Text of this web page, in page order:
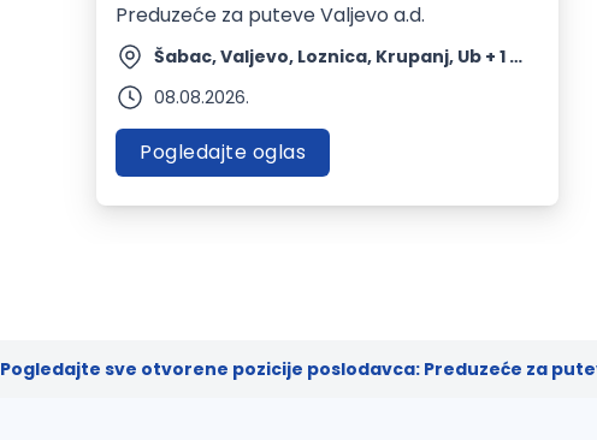
Preduzeće za puteve Valjevo a.d.
Šabac, Valjevo, Loznica, Krupanj, Ub + 1 mesto | Terenski rad
08.08.2026.
Pogledajte oglas
Pogledajte sve otvorene pozicije poslodavca: Preduzeće za